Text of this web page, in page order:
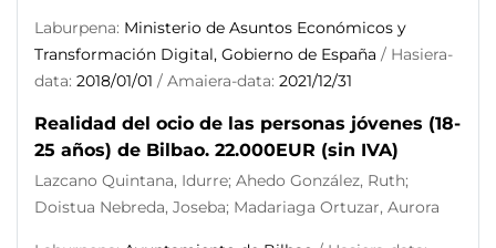
Laburpena: Ministerio de Asuntos Económicos y
Transformación Digital, Gobierno de España / Hasiera-
data: 2018/01/01 / Amaiera-data: 2021/12/31
Realidad del ocio de las personas jóvenes (18-
25 años) de Bilbao. 22.000EUR (sin IVA)
Lazcano Quintana, Idurre; Ahedo González, Ruth;
Doistua Nebreda, Joseba; Madariaga Ortuzar, Aurora